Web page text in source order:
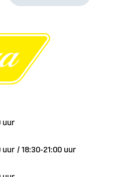
uur
/ 18:30-21:00 uur